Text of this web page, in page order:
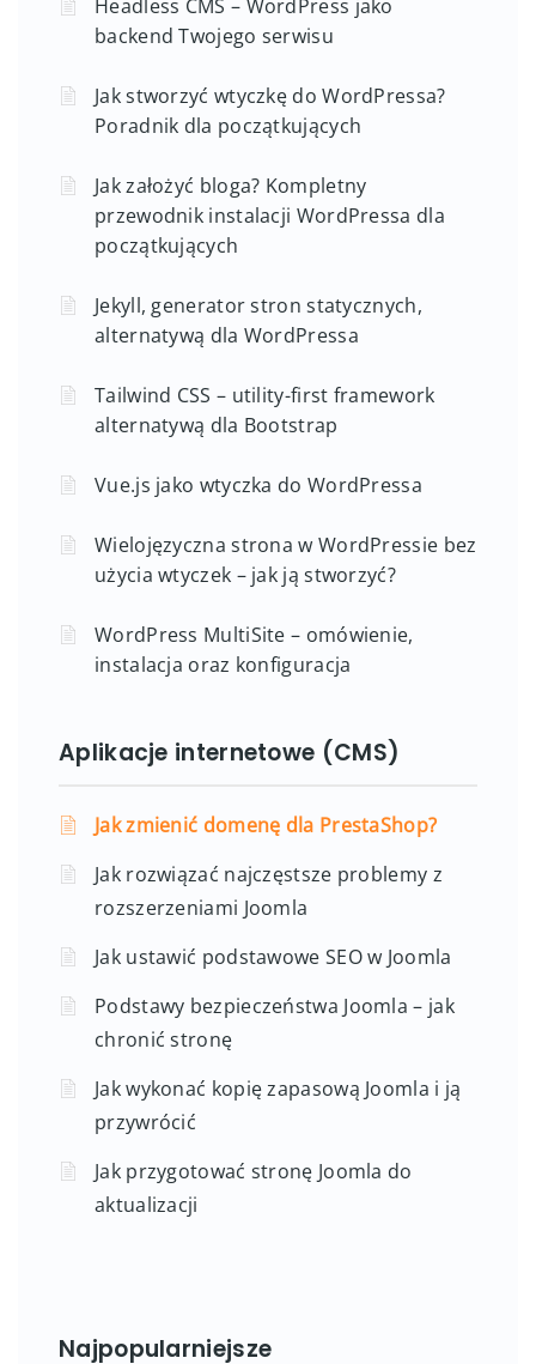
Headless CMS – WordPress jako
backend Twojego serwisu
Jak stworzyć wtyczkę do WordPressa?
Poradnik dla początkujących
Jak założyć bloga? Kompletny
przewodnik instalacji WordPressa dla
początkujących
Jekyll, generator stron statycznych,
alternatywą dla WordPressa
Tailwind CSS – utility-first framework
alternatywą dla Bootstrap
Vue.js jako wtyczka do WordPressa
Wielojęzyczna strona w WordPressie bez
użycia wtyczek – jak ją stworzyć?
WordPress MultiSite – omówienie,
instalacja oraz konfiguracja
Aplikacje internetowe (CMS)
Jak zmienić domenę dla PrestaShop?
Jak rozwiązać najczęstsze problemy z
rozszerzeniami Joomla
Jak ustawić podstawowe SEO w Joomla
Podstawy bezpieczeństwa Joomla – jak
chronić stronę
Jak wykonać kopię zapasową Joomla i ją
przywrócić
Jak przygotować stronę Joomla do
aktualizacji
Najpopularniejsze